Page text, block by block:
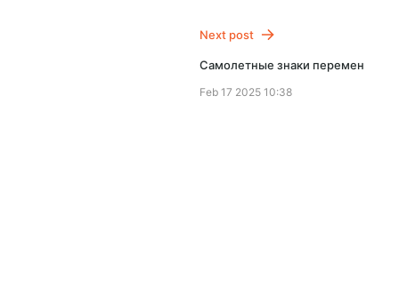
Next post
Самолетные знаки перемен
Feb 17 2025 10:38